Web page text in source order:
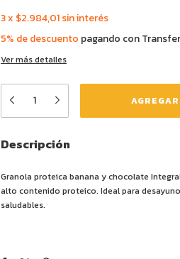
3x $2.984,01sin interés
5% de descuento pagando con
Ver más detalles
Descripción
Granola proteica banana y chocolate
alto contenido proteico. Ideal para
saludables.